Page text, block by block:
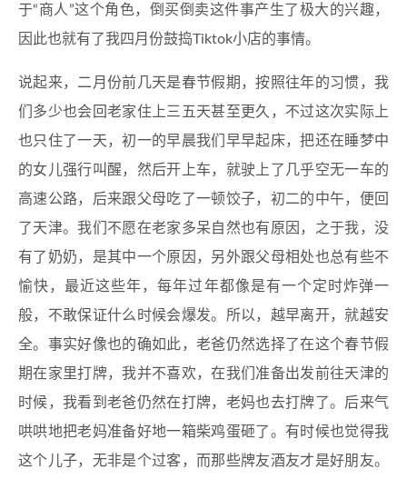
于“商人”这个角色，倒买倒卖这件事产生了极大的兴趣，
因此也就有了我四月份鼓捣Tiktok小店的事情。
说起来，二月份前几天是春节假期，按照往年的习惯，我
们多少也会回老家住上三五天甚至更久，不过这次实际上
也只住了一天，初一的早晨我们早早起床，把还在睡梦中
的女儿强行叫醒，然后开上车，就驶上了几乎空无一车的
高速公路，后来跟父母吃了一顿饺子，初二的中午，便回
了天津。我们不愿在老家多呆自然也有原因，之于我，没
有了奶奶，是其中一个原因，另外跟父母相处也总有些不
愉快，最近这些年，每年过年都像是有一个定时炸弹一
般，不敢保证什么时候会爆发。所以，越早离开，就越安
全。事实好像也的确如此，老爸仍然选择了在这个春节假
期在家里打牌，我并不喜欢，在我们准备出发前往天津的
时候，我看到老爸仍然在打牌，老妈也去打牌了。后来气
哄哄地把老妈准备好地一箱柴鸡蛋砸了。有时候也觉得我
这个儿子，无非是个过客，而那些牌友酒友才是好朋友。